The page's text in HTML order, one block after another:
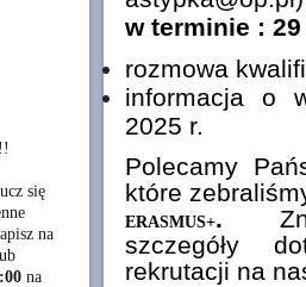
się
na
na
w terminie :
rozmowa
informacja o
2025 r.
Polecamy
które
ERASMUS+.
szczegóły
rekrutacji na